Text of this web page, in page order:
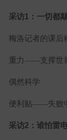
采访1：一切都
梅洛记者的课后
重力——支撑世
偶然科学
便利贴——失败
采访2：谁怕雷